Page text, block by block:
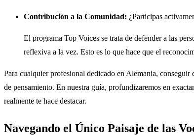
Contribución a la Comunidad: ¿Participas
El programa Top Voices se trata de defender a las
reflexiva a la vez. Esto es lo que hace que el
Para cualquier profesional dedicado en Alemania,
de pensamiento. En nuestra guía, profundizaremos en
realmente te hace destacar.
Navegando el Único Paisaje de las